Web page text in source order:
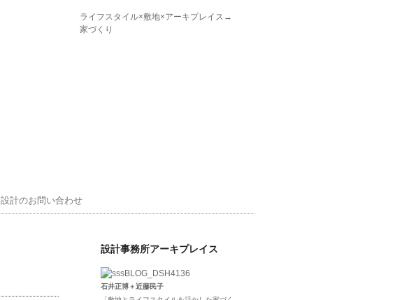
ライフスタイル×敷地×アーキプレイス→
家づくり
設計のお問い合わせ
設計事務所アーキプレイス
石井正博＋近藤民子